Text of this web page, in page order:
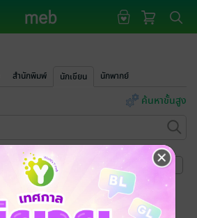
สำนักพิมพ์ นักเขียน นักพากย์
ค้นหาขั้นสูง
หน้าที่ 1